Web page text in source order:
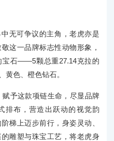
无可争议的主角，老虎亦是
这一品牌标志性动物形象，
宝石——5颗总重27.14克拉的
黄色、橙色钻石。
予这款项链生命，尽显品牌
排布，营造出跃动的视觉韵
梯上迈步前行，身姿灵动、
雕塑与珠宝工艺，将老虎身